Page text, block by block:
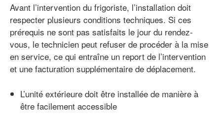
Avant l’intervention du frigoriste, l’installation doit
respecter plusieurs conditions techniques. Si ces
prérequis ne sont pas satisfaits le jour du rendez-
vous, le technicien peut refuser de procéder à la mise
en service, ce qui entraîne un report de l’intervention
et une facturation supplémentaire de déplacement.
L’unité extérieure doit être installée de manière à
être facilement accessible